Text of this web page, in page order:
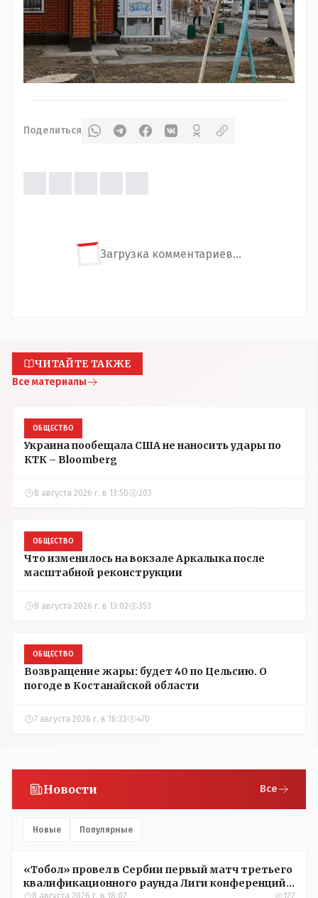
Поделиться
Загрузка комментариев...
ЧИТАЙТЕ ТАКЖЕ
Все материалы
ОБЩЕСТВО
Украина пообещала США не наносить удары по
КТК – Bloomberg
8 августа 2026 г. в 13:50 203
ОБЩЕСТВО
Что изменилось на вокзале Аркалыка после
масштабной реконструкции
8 августа 2026 г. в 13:02 353
ОБЩЕСТВО
Возвращение жары: будет 40 по Цельсию. О
погоде в Костанайской области
7 августа 2026 г. в 16:32 470
Новости Все
Новые Популярные
«Тобол» провел в Сербии первый матч третьего
квалификационного раунда Лиги конференций
8 августа 2026 г. в 18:07 127